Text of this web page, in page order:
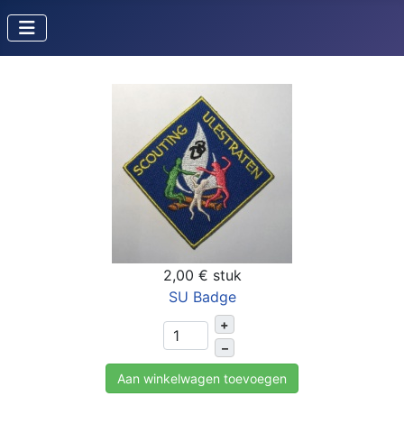
2,00 € stuk
SU Badge
+
–
Aan winkelwagen toevoegen